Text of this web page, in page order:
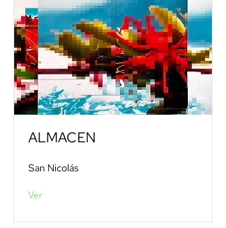
ALMACEN
San Nicolás
Ver